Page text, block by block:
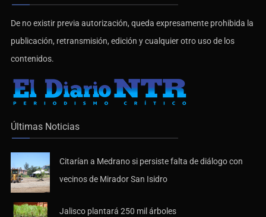
De no existir previa autorización, queda expresamente prohibida la
publicación, retransmisión, edición y cualquier otro uso de los
contenidos.
Últimas Noticias
Citarían a Medrano si persiste falta de diálogo con
vecinos de Mirador San Isidro
Jalisco plantará 250 mil árboles